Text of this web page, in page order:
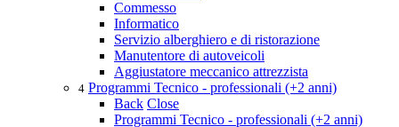
Commesso
Informatico
Servizio alberghiero e di ristorazione
Manutentore di autoveicoli
Aggiustatore meccanico attrezzista
4 Programmi Tecnico - professionali (+2 anni)
Back Close
Programmi Tecnico - professionali (+2 anni)